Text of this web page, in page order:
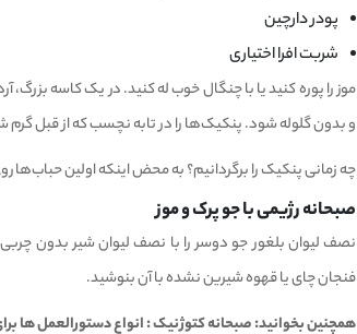
پودر دارچین
شربت افرا اختیاری
موز را پوره کنید یا با چنگال خوب له کنید. در یک کاسه
و بدون گلوله شود. پنکیک‌ها را در تابه نچسب که از قبل گرم
چه زمانی پنکیک را برگردانیم؟ به محض اینکه اولین حباب‌ها
صبحانه رژیمی با جو پرک و موز
فنجان چای یا قهوه شیرین نشده با آن بنوشید.
همچنین بخوانید:صبحانه کتوژنیک : انواع دستورالعمل ها